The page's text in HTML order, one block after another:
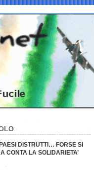
DISTRUTTI… FORSE SI
CONTA LA SOLIDARIETA’